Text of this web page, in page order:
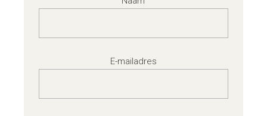
E-mailadres